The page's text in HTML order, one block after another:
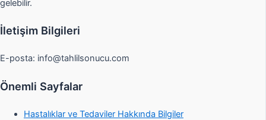
gelebilir.
İletişim Bilgileri
E-posta: info@tahlilsonucu.com
Önemli Sayfalar
Hastalıklar ve Tedaviler Hakkında Bilgiler